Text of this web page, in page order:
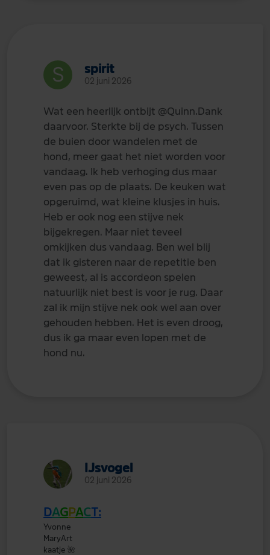
spirit
02 juni 2026
Wat een heerlijk ontbijt @Quinn.Dank
daarvoor. Sterkte bij de psych. Tussen
de buien door wandelen met de
hond, meer gaat het niet worden voor
vandaag. Ik heb verhoging dus maar
even pas op de plaats. De keuken wat
opgeruimd, wat kleine klusjes in huis.
Heb er ook nog een stijve nek
bijgekregen. Maar niet teveel
omkijken dus vandaag. Ben wel blij
dat ik gisteren naar de repetitie ben
geweest, al is accordeon spelen
natuurlijk niet best is voor je rug. Daar
zal ik mijn stijve nek ook wel aan over
gehouden hebben. Het is even droog,
dus ik ga maar even lopen met de
hond nu.
IJsvogel
02 juni 2026
DAG PACT:
Yvonne
MaryArt
kaatje 🌺